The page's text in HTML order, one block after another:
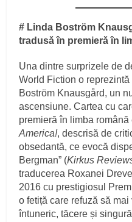
# Linda Boström
tradusă în premieră în
Una dintre surprizele de
World Fiction o
Boström Knausgård, un
ascensiune. Cartea cu
premieră în limba
America!, descrisă de
obsedantă, ce evocă
Bergman” (Kirkus
traducerea Roxanei
2016 cu prestigiosul
o fetiță care refuză să
întuneric, tăcere și